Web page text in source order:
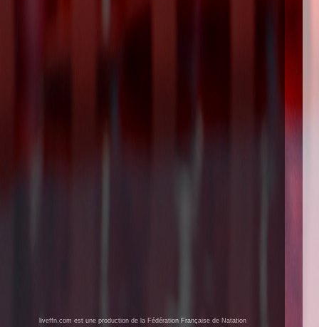
liveffn.com est une production de la Fédération Française de Natation